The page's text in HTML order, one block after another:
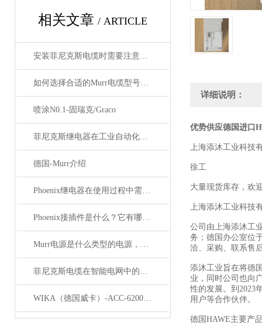
相关文章 / ARTICLE
安装菲尼克斯电缆时需要注意哪些事项？
如何选择合适的Murr电缆型号和规格？
喷涂N0.1-固瑞克/Graco
菲尼克斯继电器在工业自动化中的作用
德国-Murr介绍
Phoenix继电器在使用过程中需要注意哪些事项？
Phoenix接插件是什么？它有哪些分类？
Murr电源是什么类型的电源，主要用于哪些领域？
菲尼克斯电缆在智能电网中的应用
WIKA（德国威卡）-ACC-6200系列压力变送器简介
详细说明：
优势供应德国进口
上海添沐工业科技
徐工
大量现货库存，欢
上海添沐工业科技
公司由上海添沐工
务；德国办公室位
洽、采购、联系售
添沐工业旨在将德
业，同时公司也向
性的发展。到2023
用户等合作伙伴。
德国HAWE主要产